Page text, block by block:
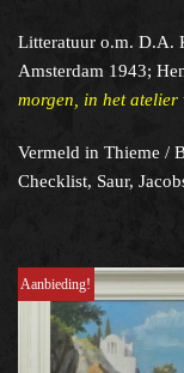
Litteratuur o.m. D.A.
Amsterdam 1943;
morgen, in het atelier
Vermeld in Thieme /
Checklist, Saur,
Aanbieding!